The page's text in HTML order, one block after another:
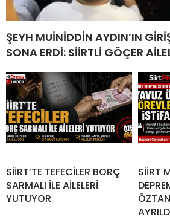
ŞEYH MUİNİDDİN AYDIN’IN
SONA ERDİ: SİİRTLİ GÖÇER
SİİRT’TE TEFECİLER BORÇ
SARMALI İLE AİLELERİ
YUTUYOR
SİİRT